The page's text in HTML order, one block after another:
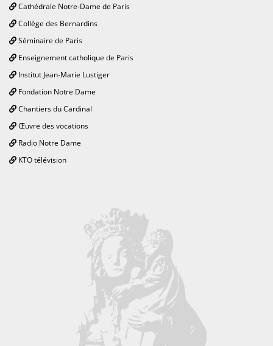
Cathédrale Notre-Dame de Paris
Collège des Bernardins
Séminaire de Paris
Enseignement catholique de Paris
Institut Jean-Marie Lustiger
Fondation Notre Dame
Chantiers du Cardinal
Œuvre des vocations
Radio Notre Dame
KTO télévision